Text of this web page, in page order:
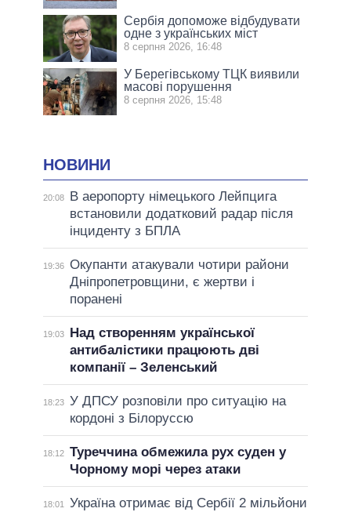
Сербія допоможе відбудувати
одне з українських міст
8 серпня 2026, 16:48
У Берегівському ТЦК виявили
масові порушення
8 серпня 2026, 15:48
НОВИНИ
20:08
В аеропорту німецького Лейпцига
встановили додатковий радар після
інциденту з БПЛА
19:36 Окупанти атакували чотири райони
Дніпропетровщини, є жертви і
поранені
19:03
Над створенням української
антибалістики працюють дві
компанії – Зеленський
18:23 У ДПСУ розповіли про ситуацію на
кордоні з Білоруссю
18:12 Туреччина обмежила рух суден у
Чорному морі через атаки
18:01
Україна отримає від Сербії 2 мільйони